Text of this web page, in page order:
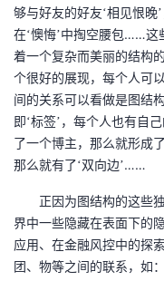
者
学
堂
我
的
课
我
的
我
支
持
我
的
技
术
我
的
云
够与好友的好友‘相见恨晚
在‘懊悔’中掏空腰包……这
着一个复杂而美丽的结构
个很好的展现，每个人可
间的关系可以看做是图结
即‘标签’，每个人也有自
了一个博主，那么就形成
那么就有了‘双向边’……
正因为图结构的这些
界中一些隐藏在表面下的
应用、在金融风控中的探
团、物等之间的联系，如